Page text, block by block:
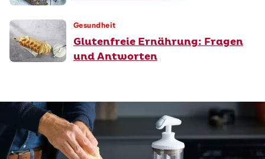
Gesundheit
Glutenfreie Ernährung: Fragen
und Antworten